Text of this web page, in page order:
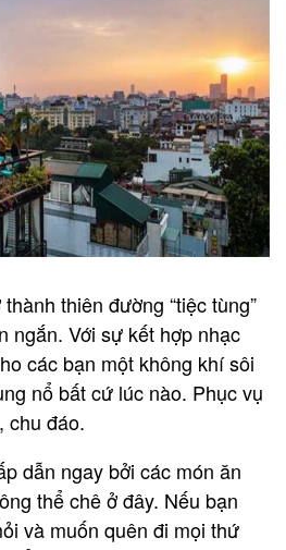
thiên đường “tiệc tùng”
ngắn. Với sự kết hợp nhạc
các bạn một không khí sôi
nổ bất cứ lúc nào. Phục vụ
chu đáo.
dẫn ngay bởi các món ăn
thể chê ở đây. Nếu bạn
và muốn quên đi mọi thứ